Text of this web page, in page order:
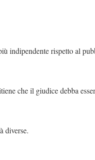
indipendente rispetto al
che il giudice debba
diverse.